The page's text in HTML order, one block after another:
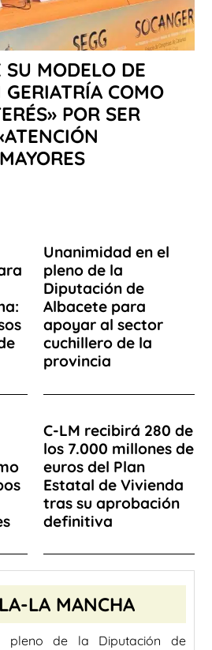
MODELO DE
COMO
POR SER
Unanimidad en el
pleno de la
Diputación de
Albacete para
apoyar al sector
cuchillero de la
provincia
C-LM recibirá 280 de
los 7.000 millones de
euros del Plan
Estatal de Vivienda
tras su aprobación
definitiva
LA MANCHA
pleno de la Diputación de